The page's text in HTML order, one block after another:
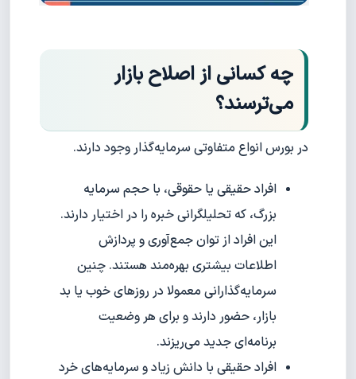
چه کسانی از اصلاح بازار
می‌ترسند؟
در بورس انواع متفاوتی سرمایه‌گذار وجود دارند.
افراد حقیقی یا حقوقی، با حجم سرمایه
بزرگ، که تحلیلگرانی خبره را در اختیار دارند.
این افراد از توان جمع‌آوری و پردازش
اطلاعات بیشتری بهره‌مند هستند. چنین
سرمایه‌گذارانی معمولا در روزهای خوب یا بد
بازار، حضور دارند و برای هر وضعیت
برنامه‌ای جدید می‌ریزند.
افراد حقیقی با دانش زیاد و سرمایه‌های خرد